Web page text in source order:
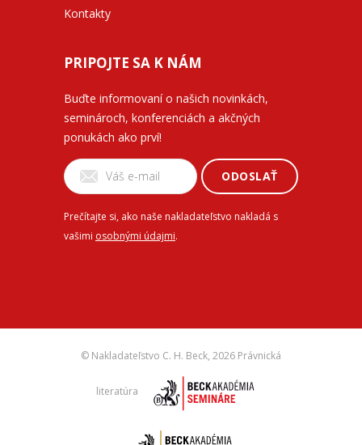
Kontakty
PRIPOJTE SA K NÁM
Buďte informovaní o našich novinkách,
seminároch, konferenciách a akčných
ponukách ako prví!
ODOSLAŤ
Prečítajte si, ako naše nakladateľstvo nakladá s
vašimi osobnými údajmi.
© Nakladateľstvo C. H. Beck, 2026 Právnická
literatúra